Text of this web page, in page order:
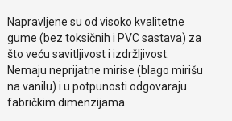
Napravljene su od visoko kvalitetne
gume (bez toksičnih i PVC sastava) za
što veću savitljivost i izdržljivost.
Nemaju neprijatne mirise (blago mirišu
na vanilu) i u potpunosti odgovaraju
fabričkim dimenzijama.